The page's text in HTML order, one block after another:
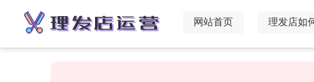
网站首页 理发店如